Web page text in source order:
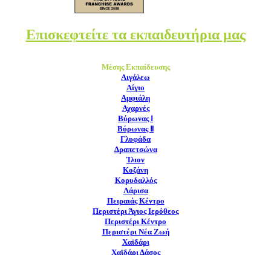
Επισκεφτείτε τα εκπαιδευτήρια μας
Μέσης Εκπαίδευσης
Αιγάλεω
Αίγιο
Αμφιάλη
Αχαρνές
Βύρωνας Ⅰ
Βύρωνας Ⅱ
Γλυφάδα
Δραπετσώνα
Ίλιον
Κοζάνη
Κορυδαλλός
Λάρισα
Πειραιάς Κέντρο
Περιστέρι Άγιος Ιερόθεος
Περιστέρι Κέντρο
Περιστέρι Νέα Ζωή
Χαϊδάρι
Χαϊδάρι Δάσος